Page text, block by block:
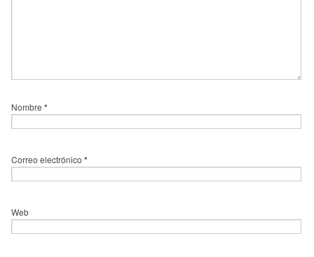
Nombre *
Correo electrónico *
Web